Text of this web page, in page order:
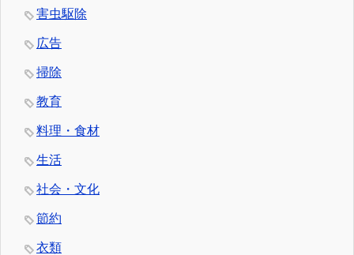
害虫駆除
広告
掃除
教育
料理・食材
生活
社会・文化
節約
衣類